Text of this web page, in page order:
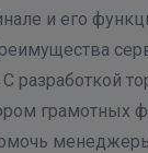
и его
разработкой
грамотных